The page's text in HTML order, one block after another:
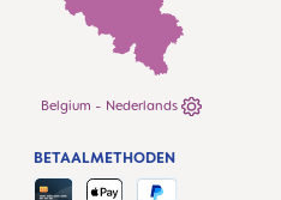
Belgium - Nederlands
BETAALMETHODEN